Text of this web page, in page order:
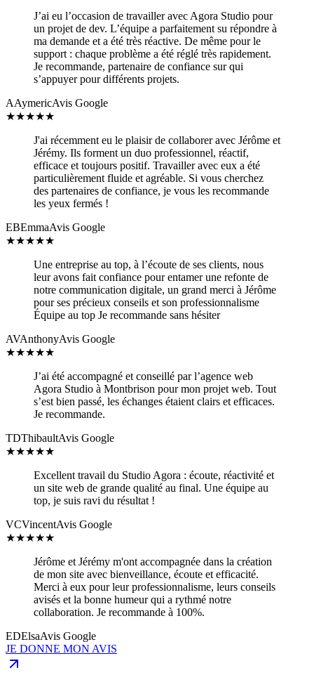
J’ai eu l’occasion de travailler avec Agora Studio pour
un projet de dev. L’équipe a parfaitement su répondre à
ma demande et a été très réactive. De même pour le
support : chaque problème a été réglé très rapidement.
Je recommande, partenaire de confiance sur qui
s’appuyer pour différents projets.
AAymericAvis Google
★★★★★
J'ai récemment eu le plaisir de collaborer avec Jérôme et
Jérémy. Ils forment un duo professionnel, réactif,
efficace et toujours positif. Travailler avec eux a été
particulièrement fluide et agréable. Si vous cherchez
des partenaires de confiance, je vous les recommande
les yeux fermés !
EBEmmaAvis Google
★★★★★
Une entreprise au top, à l’écoute de ses clients, nous
leur avons fait confiance pour entamer une refonte de
notre communication digitale, un grand merci à Jérôme
pour ses précieux conseils et son professionnalisme
Équipe au top Je recommande sans hésiter
AVAnthonyAvis Google
★★★★★
J’ai été accompagné et conseillé par l’agence web
Agora Studio à Montbrison pour mon projet web. Tout
s’est bien passé, les échanges étaient clairs et efficaces.
Je recommande.
TDThibaultAvis Google
★★★★★
Excellent travail du Studio Agora : écoute, réactivité et
un site web de grande qualité au final. Une équipe au
top, je suis ravi du résultat !
VCVincentAvis Google
★★★★★
Jérôme et Jérémy m'ont accompagnée dans la création
de mon site avec bienveillance, écoute et efficacité.
Merci à eux pour leur professionnalisme, leurs conseils
avisés et la bonne humeur qui a rythmé notre
collaboration. Je recommande à 100%.
EDElsaAvis Google
JE DONNE MON AVIS